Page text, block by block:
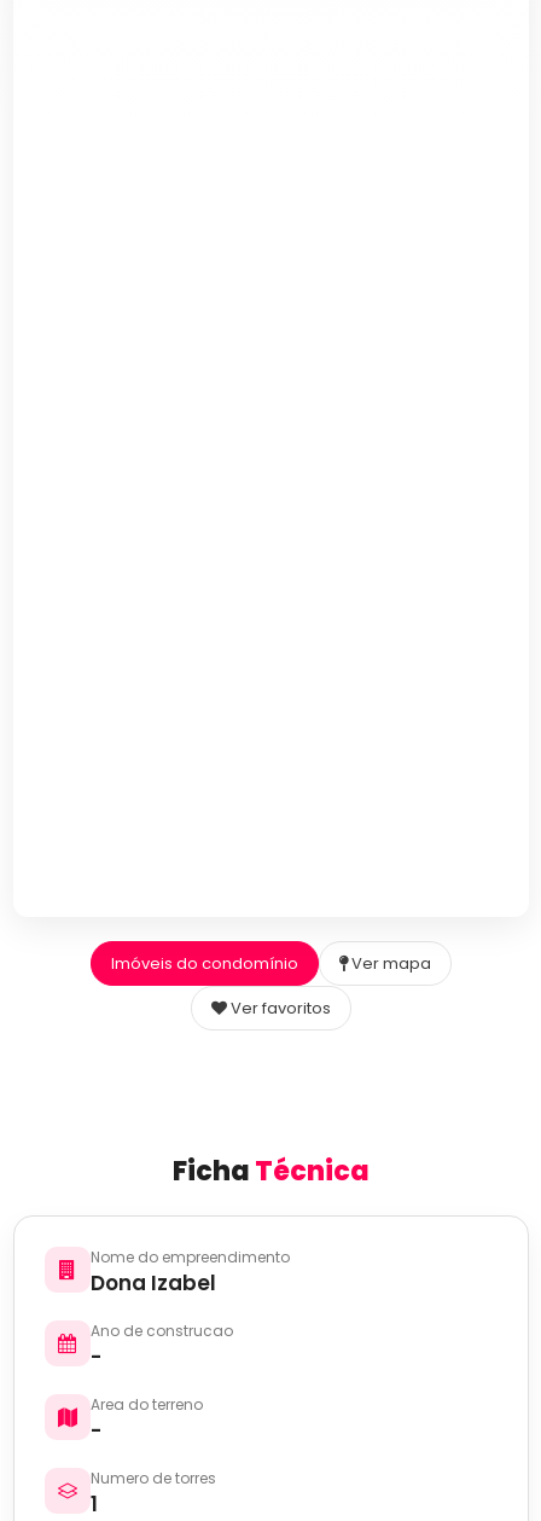
Imóveis do condomínio
Ver mapa
Ver favoritos
FichaTécnica
Nome do empreendimento
Dona Izabel
Ano de construcao
-
Area do terreno
-
Numero de torres
1